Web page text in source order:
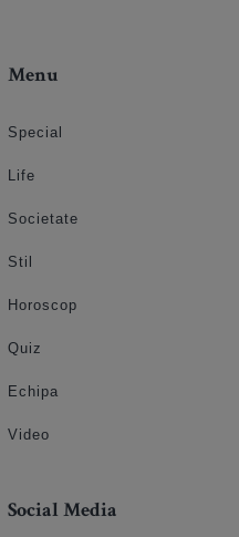
Menu
Special
Life
Societate
Stil
Horoscop
Quiz
Echipa
Video
Social Media